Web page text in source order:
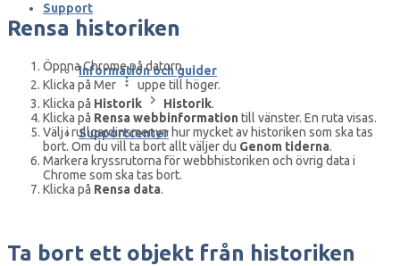
Support
Information och guider
Supportcenter
Rensa historiken
Öppna Chrome på datorn.
Klicka på Mer
uppe till höger.
Klicka på Historik Historik.
Klicka på Rensa webbinformation till vänster. En ruta visas.
Välj i rullgardinsmenyn hur mycket av historiken som ska tas
bort. Om du vill ta bort allt väljer du Genom tiderna.
Markera kryssrutorna för webbhistoriken och övrig data i
Chrome som ska tas bort.
Klicka på Rensa data.
Ta bort ett objekt från historiken